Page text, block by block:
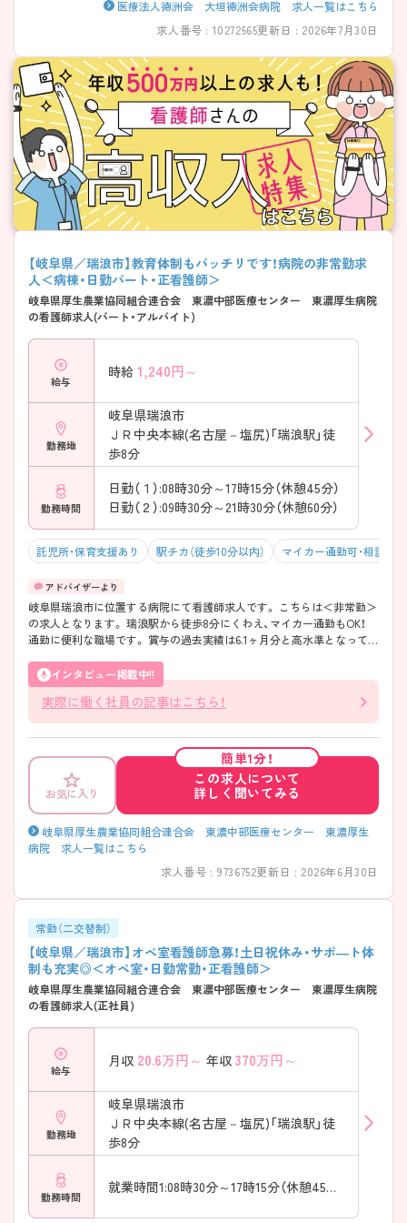
医療法人徳洲会 大垣徳洲会病院 求人一覧はこちら
求人番号 : 10272565更新日 : 2026年7月30日
【岐阜県／瑞浪市】教育体制もバッチリです！病院の非常勤求
人＜病棟・日勤パート・正看護師＞
岐阜県厚生農業協同組合連合会 東濃中部医療センター 東濃厚生病院
の看護師求人(パート・アルバイト)
給与
時給 1,240円～
勤務地
岐阜県瑞浪市
ＪＲ中央本線(名古屋－塩尻)「瑞浪駅」徒
歩8分
勤務時間
日勤（１）:08時30分～17時15分（休憩45分）
日勤（２）:09時30分～21時30分（休憩60分）
託児所・保育支援あり 駅チカ（徒歩10分以内） マイカー通勤可・相談可
岐阜県瑞浪市に位置する病院にて看護師求人です。 こちらは＜非常勤＞
の求人となります。 瑞浪駅から徒歩8分にくわえ、マイカー通勤もOK！
通勤に便利な職場です。 賞与の過去実績は6.1ヶ月分と高水準となってい
ますのでお気軽にお問い合わせくださいませ。
インタビュー掲載中!!
実際に働く社員の記事はこちら！
お気に入り
簡単1分！
この求人について
詳しく聞いてみる
岐阜県厚生農業協同組合連合会 東濃中部医療センター 東濃厚生
病院 求人一覧はこちら
求人番号 : 9736752更新日 : 2026年6月30日
常勤（二交替制）
【岐阜県／瑞浪市】オペ室看護師急募！土日祝休み・サポ―ト体
制も充実◎＜オペ室・日勤常勤・正看護師＞
岐阜県厚生農業協同組合連合会 東濃中部医療センター 東濃厚生病院
の看護師求人(正社員)
給与
月収 20.6万円～ 年収 370万円～
勤務地
岐阜県瑞浪市
ＪＲ中央本線(名古屋－塩尻)「瑞浪駅」徒
歩8分
勤務時間
就業時間1:08時30分～17時15分（休憩45分）